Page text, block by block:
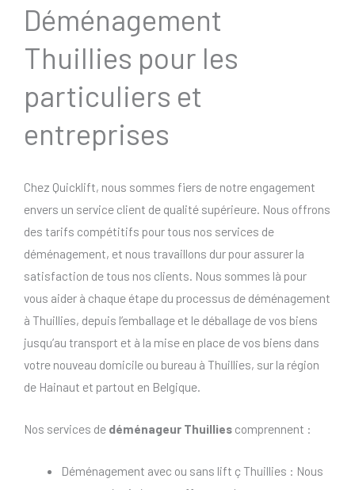
Déménagement
Thuillies pour les
particuliers et
entreprises
Chez Quicklift, nous sommes fiers de notre engagement
envers un service client de qualité supérieure. Nous offrons
des tarifs compétitifs pour tous nos services de
déménagement, et nous travaillons dur pour assurer la
satisfaction de tous nos clients. Nous sommes là pour
vous aider à chaque étape du processus de déménagement
à Thuillies, depuis l’emballage et le déballage de vos biens
jusqu’au transport et à la mise en place de vos biens dans
votre nouveau domicile ou bureau à Thuillies, sur la région
de Hainaut et partout en Belgique.
Nos services de déménageur Thuillies comprennent :
Déménagement avec ou sans lift ç Thuillies : Nous